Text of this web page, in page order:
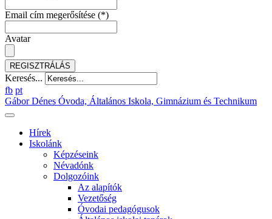
Email cím megerősítése (*)
Avatar
REGISZTRÁLÁS
Keresés...
fb pt
Gábor Dénes Óvoda, Általános Iskola, Gimnázium és Technikum
Hírek
Iskolánk
Képzéseink
Névadónk
Dolgozóink
Az alapítók
Vezetőség
Óvodai pedagógusok